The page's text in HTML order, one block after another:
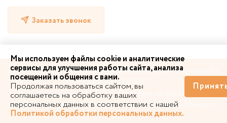
Заказать звонок
© 2010-2026 | НП «СРО судебных экспертов», лицензия №
0399004 от 11.02.2019 г.
Выписка из реестра СРО
Лицензия на образование
Свидетельство Росстандарта
Свидетельство Минюста
РФ
Мы используем файлы cookie и аналитические
сервисы для улучшения работы сайта, анализа
посещений и общения с вами.
Продолжая пользоваться сайтом, вы
соглашаетесь на обработку ваших
персональных данных в соответствии с нашей
Политикой обработки персональных данных.